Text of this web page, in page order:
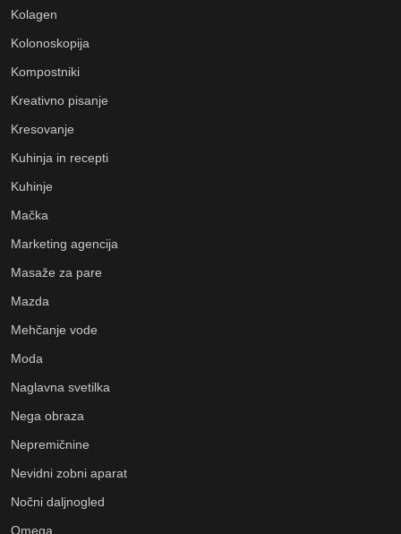
Kolagen
Kolonoskopija
Kompostniki
Kreativno pisanje
Kresovanje
Kuhinja in recepti
Kuhinje
Mačka
Marketing agencija
Masaže za pare
Mazda
Mehčanje vode
Moda
Naglavna svetilka
Nega obraza
Nepremičnine
Nevidni zobni aparat
Nočni daljnogled
Omega